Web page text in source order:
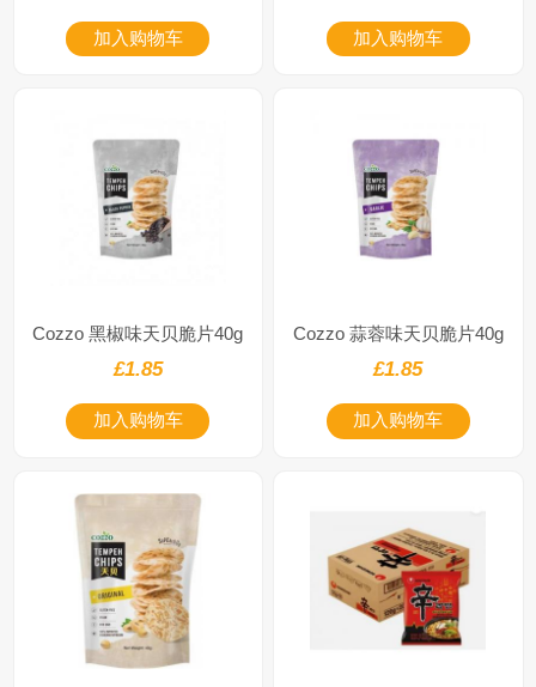
加入购物车 加入购物车
Cozzo 黑椒味天贝脆片40g
£1.85
加入购物车
Cozzo 蒜蓉味天贝脆片40g
£1.85
加入购物车